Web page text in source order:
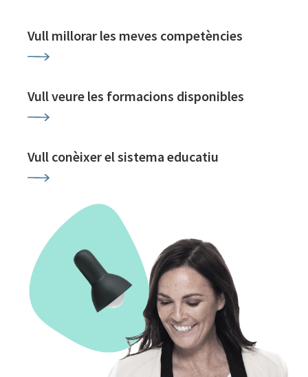
Vull millorar les meves competències
Vull veure les formacions disponibles
Vull conèixer el sistema educatiu